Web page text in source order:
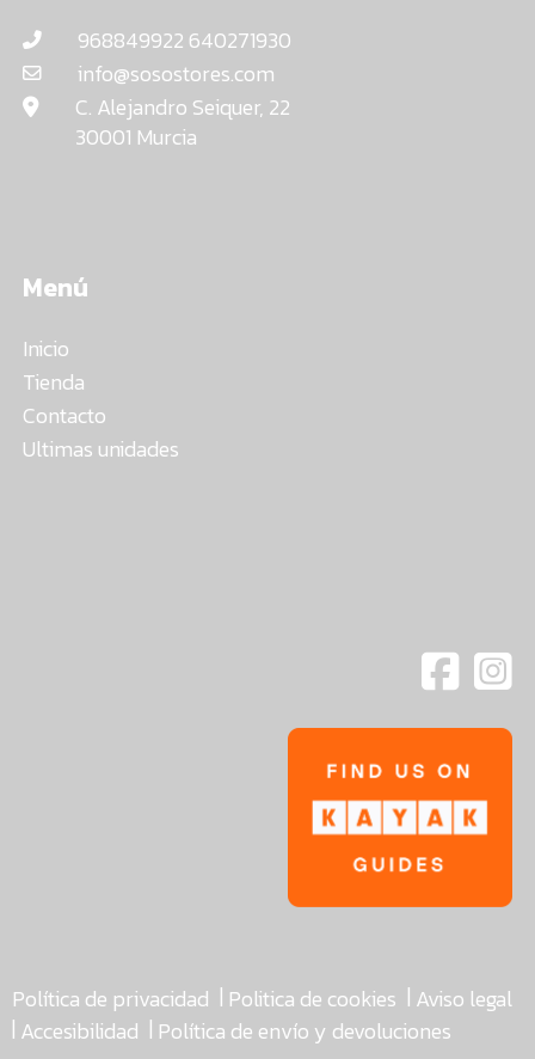
968849922 640271930
info@sosostores.com
C. Alejandro Seiquer, 22
30001 Murcia
Menú
Inicio
Tienda
Contacto
Ultimas unidades
Política de privacidad | Politica de cookies | Aviso legal
| Accesibilidad | Política de envío y devoluciones